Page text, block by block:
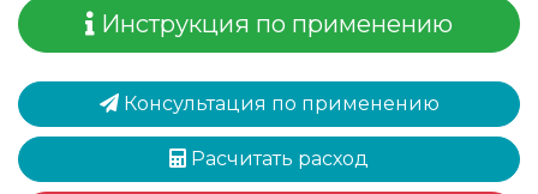
Инструкция по применению
Консультация по применению
Расчитать расход